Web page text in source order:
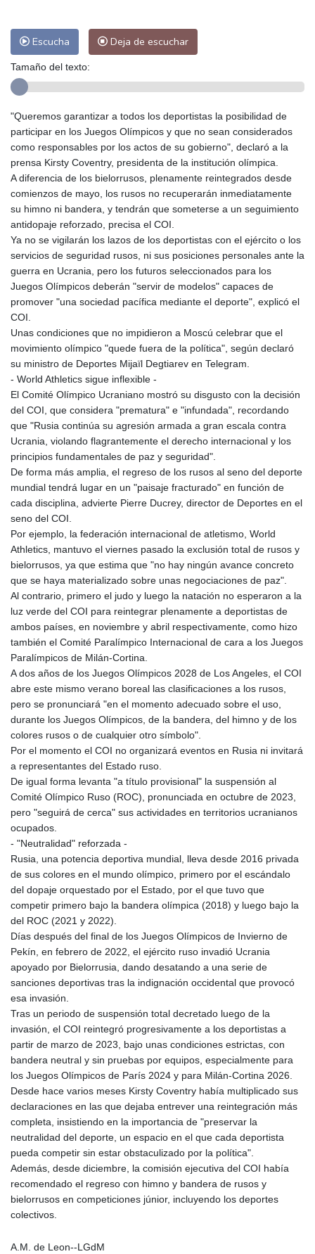
Escucha Deja de escuchar
Tamaño del texto:
"Queremos garantizar a todos los deportistas la posibilidad de
participar en los Juegos Olímpicos y que no sean considerados
como responsables por los actos de su gobierno", declaró a la
prensa Kirsty Coventry, presidenta de la institución olímpica.
A diferencia de los bielorrusos, plenamente reintegrados desde
comienzos de mayo, los rusos no recuperarán inmediatamente
su himno ni bandera, y tendrán que someterse a un seguimiento
antidopaje reforzado, precisa el COI.
Ya no se vigilarán los lazos de los deportistas con el ejército o los
servicios de seguridad rusos, ni sus posiciones personales ante la
guerra en Ucrania, pero los futuros seleccionados para los
Juegos Olímpicos deberán "servir de modelos" capaces de
promover "una sociedad pacífica mediante el deporte", explicó el
COI.
Unas condiciones que no impidieron a Moscú celebrar que el
movimiento olímpico "quede fuera de la política", según declaró
su ministro de Deportes Mijaïl Degtiarev en Telegram.
- World Athletics sigue inflexible -
El Comité Olímpico Ucraniano mostró su disgusto con la decisión
del COI, que considera "prematura" e "infundada", recordando
que "Rusia continúa su agresión armada a gran escala contra
Ucrania, violando flagrantemente el derecho internacional y los
principios fundamentales de paz y seguridad".
De forma más amplia, el regreso de los rusos al seno del deporte
mundial tendrá lugar en un "paisaje fracturado" en función de
cada disciplina, advierte Pierre Ducrey, director de Deportes en el
seno del COI.
Por ejemplo, la federación internacional de atletismo, World
Athletics, mantuvo el viernes pasado la exclusión total de rusos y
bielorrusos, ya que estima que "no hay ningún avance concreto
que se haya materializado sobre unas negociaciones de paz".
Al contrario, primero el judo y luego la natación no esperaron a la
luz verde del COI para reintegrar plenamente a deportistas de
ambos países, en noviembre y abril respectivamente, como hizo
también el Comité Paralímpico Internacional de cara a los Juegos
Paralímpicos de Milán-Cortina.
A dos años de los Juegos Olímpicos 2028 de Los Angeles, el COI
abre este mismo verano boreal las clasificaciones a los rusos,
pero se pronunciará "en el momento adecuado sobre el uso,
durante los Juegos Olímpicos, de la bandera, del himno y de los
colores rusos o de cualquier otro símbolo".
Por el momento el COI no organizará eventos en Rusia ni invitará
a representantes del Estado ruso.
De igual forma levanta "a título provisional" la suspensión al
Comité Olímpico Ruso (ROC), pronunciada en octubre de 2023,
pero "seguirá de cerca" sus actividades en territorios ucranianos
ocupados.
- "Neutralidad" reforzada -
Rusia, una potencia deportiva mundial, lleva desde 2016 privada
de sus colores en el mundo olímpico, primero por el escándalo
del dopaje orquestado por el Estado, por el que tuvo que
competir primero bajo la bandera olímpica (2018) y luego bajo la
del ROC (2021 y 2022).
Días después del final de los Juegos Olímpicos de Invierno de
Pekín, en febrero de 2022, el ejército ruso invadió Ucrania
apoyado por Bielorrusia, dando desatando a una serie de
sanciones deportivas tras la indignación occidental que provocó
esa invasión.
Tras un periodo de suspensión total decretado luego de la
invasión, el COI reintegró progresivamente a los deportistas a
partir de marzo de 2023, bajo unas condiciones estrictas, con
bandera neutral y sin pruebas por equipos, especialmente para
los Juegos Olímpicos de París 2024 y para Milán-Cortina 2026.
Desde hace varios meses Kirsty Coventry había multiplicado sus
declaraciones en las que dejaba entrever una reintegración más
completa, insistiendo en la importancia de "preservar la
neutralidad del deporte, un espacio en el que cada deportista
pueda competir sin estar obstaculizado por la política".
Además, desde diciembre, la comisión ejecutiva del COI había
recomendado el regreso con himno y bandera de rusos y
bielorrusos en competiciones júnior, incluyendo los deportes
colectivos.
A.M. de Leon--LGdM